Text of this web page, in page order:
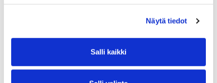
Näytä tiedot
Salli kaikki